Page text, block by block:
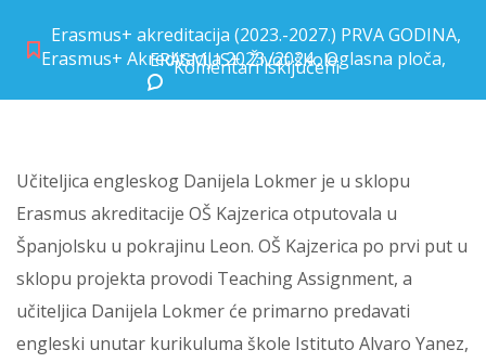
Erasmus+ akreditacija (2023.-2027.) PRVA GODINA,
Erasmus+ Akreditacija 2023./2024.,Oglasna ploča,
ERASMUS+,Život škole
Komentari isključeniza Iskustva s Teaching Assignmenta učiteljice Danijele Lokmer
Učiteljica engleskog Danijela Lokmer je u sklopu
Erasmus akreditacije OŠ Kajzerica otputovala u
Španjolsku u pokrajinu Leon. OŠ Kajzerica po prvi put u
sklopu projekta provodi Teaching Assignment, a
učiteljica Danijela Lokmer će primarno predavati
engleski unutar kurikuluma škole Istituto Alvaro Yanez,